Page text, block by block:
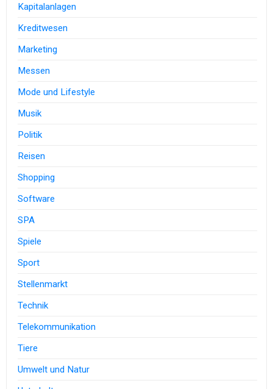
Kapitalanlagen
Kreditwesen
Marketing
Messen
Mode und Lifestyle
Musik
Politik
Reisen
Shopping
Software
SPA
Spiele
Sport
Stellenmarkt
Technik
Telekommunikation
Tiere
Umwelt und Natur